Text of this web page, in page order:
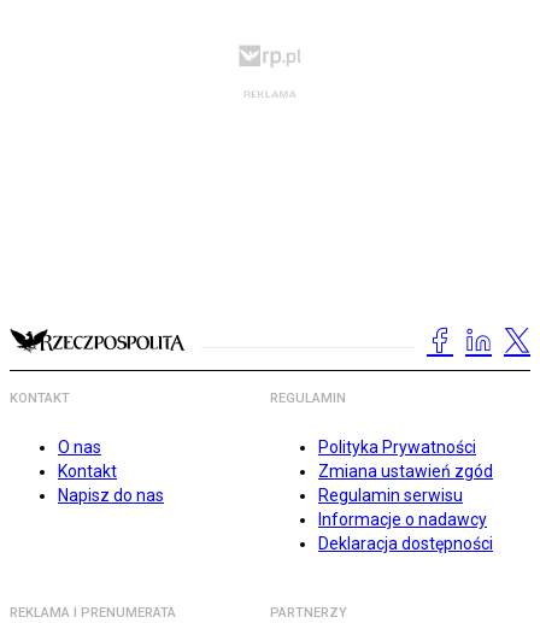
KONTAKT
O nas
Kontakt
Napisz do nas
REGULAMIN
Polityka Prywatności
Zmiana ustawień zgód
Regulamin serwisu
Informacje o nadawcy
Deklaracja dostępności
REKLAMA I PRENUMERATA PARTNERZY